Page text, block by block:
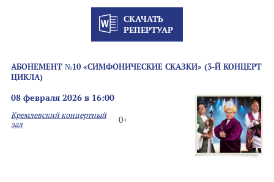
СКАЧАТЬ
РЕПЕРТУАР
АБОНЕМЕНТ №10 «СИМФОНИЧЕСКИЕ СКАЗКИ» (3-Й КОНЦЕРТ
ЦИКЛА)
08 февраля 2026 в 16:00
0+
Кремлевский концертный
зал